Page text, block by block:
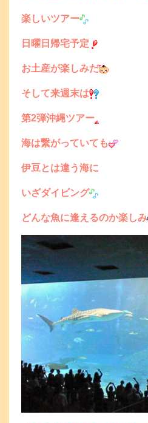
楽しいツアー
日曜日帰宅予定
お土産が楽しみだ
そして来週末は
第2弾沖縄ツアー
海は繋がっていても
伊豆とは違う海に
いざダイビング
どんな魚に逢えるのか楽しみ